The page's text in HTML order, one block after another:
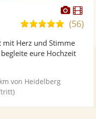
Fotos
4,9
5
(56)
mit Herz und Stimme
eure Hochzeit
von Heidelberg